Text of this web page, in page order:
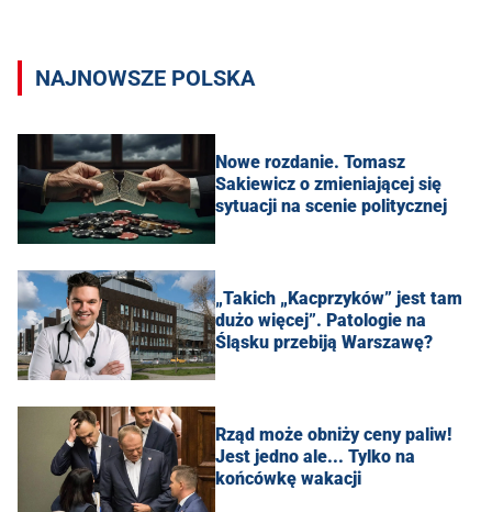
NAJNOWSZE POLSKA
Nowe rozdanie. Tomasz
Sakiewicz o zmieniającej się
sytuacji na scenie politycznej
„Takich „Kacprzyków” jest tam
dużo więcej”. Patologie na
Śląsku przebiją Warszawę?
Rząd może obniży ceny paliw!
Jest jedno ale... Tylko na
końcówkę wakacji